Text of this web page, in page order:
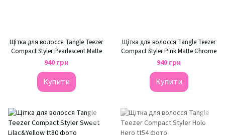
Щітка для волосся Tangle Teezer
Compact Styler Pearlescent Matte
940 грн
Купити
Щітка для волосся Tangle Teezer
Compact Styler Pink Matte Chrome
940 грн
Купити